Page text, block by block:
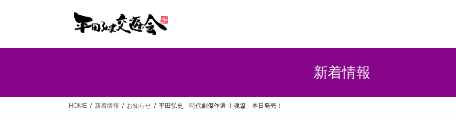
新着情報
HOME 新着情報 お知らせ 平田弘史「時代劇傑作選 士魂篇」本日発売！